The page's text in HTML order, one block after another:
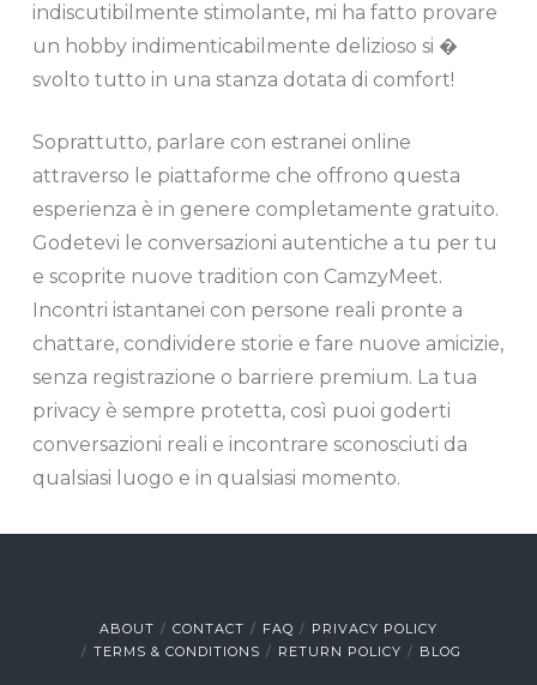
indiscutibilmente stimolante, mi ha fatto provare
un hobby indimenticabilmente delizioso si �
svolto tutto in una stanza dotata di comfort!
Soprattutto, parlare con estranei online
attraverso le piattaforme che offrono questa
esperienza è in genere completamente gratuito.
Godetevi le conversazioni autentiche a tu per tu
e scoprite nuove tradition con CamzyMeet.
Incontri istantanei con persone reali pronte a
chattare, condividere storie e fare nuove amicizie,
senza registrazione o barriere premium. La tua
privacy è sempre protetta, così puoi goderti
conversazioni reali e incontrare sconosciuti da
qualsiasi luogo e in qualsiasi momento.
ABOUT CONTACT FAQ
PRIVACY POLICY
TERMS & CONDITIONS
RETURN POLICY BLOG